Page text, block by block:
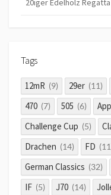
20iger Edelholz
Tags
12mR (9) 29er (11)
470 (7) 505 (6)
Challenge Cup (5)
Drachen (14) FD
German Classics (32)
IF (5) J70 (14)